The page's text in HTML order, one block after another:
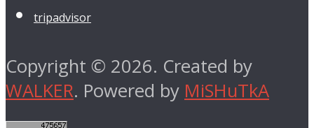
tripadvisor
Copyright © 2026. Created by
WALKER. Powered by MiSHuTkA